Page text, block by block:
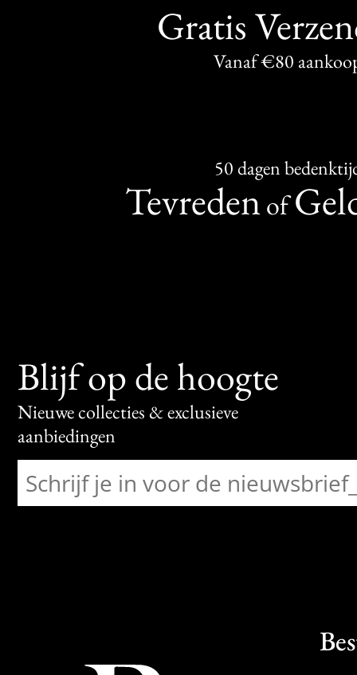
Gratis
Vanaf €80
50 dagen
Tevredenof
Blijf op de hoogte
Nieuwe collecties & exclusieve
aanbiedingen